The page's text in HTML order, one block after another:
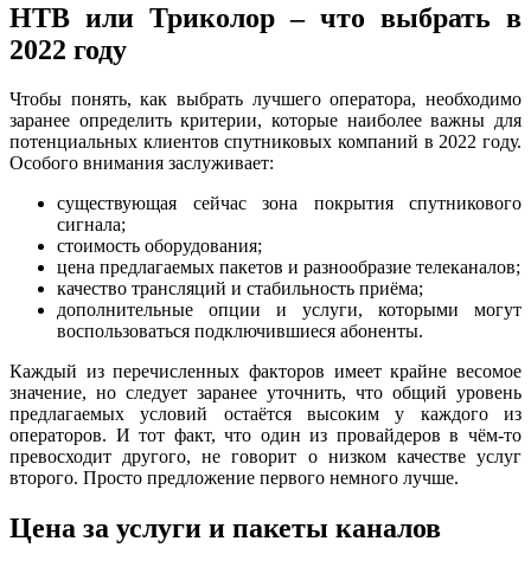
НТВ или Триколор – что выбрать в
2022 году
Чтобы понять, как выбрать лучшего оператора, необходимо
заранее определить критерии, которые наиболее важны для
потенциальных клиентов спутниковых компаний в 2022 году.
Особого внимания заслуживает:
существующая сейчас зона покрытия спутникового
сигнала;
стоимость оборудования;
цена предлагаемых пакетов и разнообразие телеканалов;
качество трансляций и стабильность приёма;
дополнительные опции и услуги, которыми могут
воспользоваться подключившиеся абоненты.
Каждый из перечисленных факторов имеет крайне весомое
значение, но следует заранее уточнить, что общий уровень
предлагаемых условий остаётся высоким у каждого из
операторов. И тот факт, что один из провайдеров в чём-то
превосходит другого, не говорит о низком качестве услуг
второго. Просто предложение первого немного лучше.
Цена за услуги и пакеты каналов